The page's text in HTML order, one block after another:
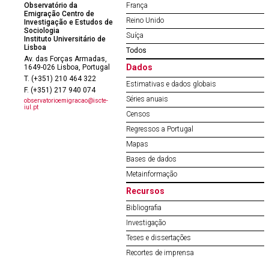
Observatório da
Emigração Centro de
Investigação e Estudos de
Sociologia
Instituto Universitário de
Lisboa
Av. das Forças Armadas,
1649-026 Lisboa, Portugal
T. (+351) 210 464 322
F. (+351) 217 940 074
observatorioemigracao@iscte-
iul.pt
França
Reino Unido
Suíça
Todos
Dados
Estimativas e dados globais
Séries anuais
Censos
Regressos a Portugal
Mapas
Bases de dados
Metainformação
Recursos
Bibliografia
Investigação
Teses e dissertações
Recortes de imprensa